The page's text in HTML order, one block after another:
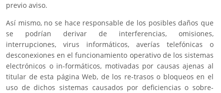
previo aviso.
Así mismo, no se hace responsable de los posibles daños que
se podrían derivar de interferencias, omisiones,
interrupciones, virus informáticos, averías telefónicas o
desconexiones en el funcionamiento operativo de los sistemas
electrónicos o in-formáticos, motivadas por causas ajenas al
titular de esta página Web, de los re-trasos o bloqueos en el
uso de dichos sistemas causados por deficiencias o sobre-